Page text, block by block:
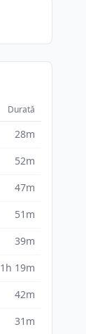
Durată
28m
52m
47m
51m
39m
1h 19m
42m
31m